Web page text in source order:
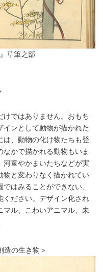
草筆之部
けではありません。おもち
インとして動物が描かれた
は、動物の化け物たちも登
かで描かれる動物もいま
河童やかまいたちなどが実
物と変わりなく描かれてい
はみることができない、
ください。デザイン化され
マル、こわいアニマル、未
造の生き物＞